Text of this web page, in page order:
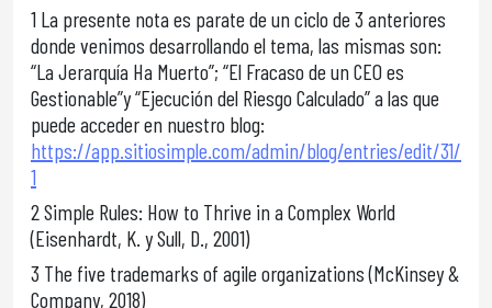
1 La presente nota es parate de un ciclo de 3 anteriores
donde venimos desarrollando el tema, las mismas son:
“La Jerarquía Ha Muerto”; “El Fracaso de un CEO es
Gestionable”y “Ejecución del Riesgo Calculado” a las que
puede acceder en nuestro blog:
https://app.sitiosimple.com/admin/blog/entries/edit/31/
1
2 Simple Rules: How to Thrive in a Complex World
(Eisenhardt, K. y Sull, D., 2001)
3 The five trademarks of agile organizations (McKinsey &
Company, 2018)